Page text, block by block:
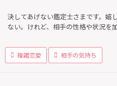
決してあげない鑑定士さまです。嬉
ない。けれど、相手の性格や状況を
複雑恋愛 相手の気持ち